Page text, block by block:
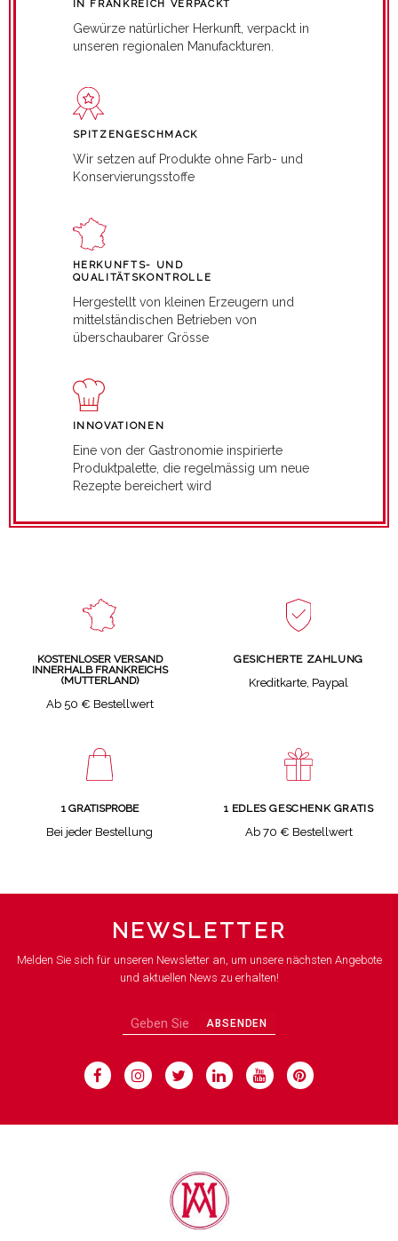
IN FRANKREICH VERPACKT
Gewürze natürlicher Herkunft, verpackt in
unseren regionalen Manufackturen.
SPITZENGESCHMACK
Wir setzen auf Produkte ohne Farb- und
Konservierungsstoffe
HERKUNFTS- UND
QUALITÄTSKONTROLLE
Hergestellt von kleinen Erzeugern und
mittelständischen Betrieben von
überschaubarer Grösse
INNOVATIONEN
Eine von der Gastronomie inspirierte
Produktpalette, die regelmässig um neue
Rezepte bereichert wird
KOSTENLOSER VERSAND
INNERHALB FRANKREICHS
(MUTTERLAND)
Ab 50 € Bestellwert
GESICHERTE ZAHLUNG
Kreditkarte, Paypal
1 GRATISPROBE
Bei jeder Bestellung
1 EDLES GESCHENK GRATIS
Ab 70 € Bestellwert
NEWSLETTER
Melden Sie sich für unseren Newsletter an, um unsere nächsten Angebote
und aktuellen News zu erhalten!
ABSENDEN